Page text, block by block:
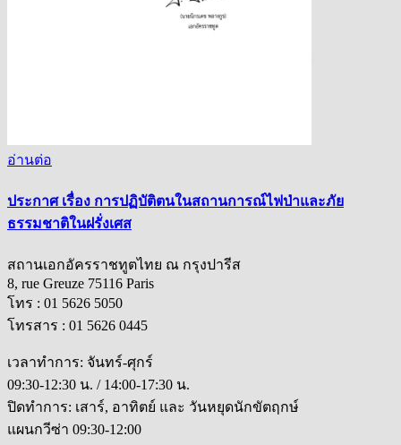
อ่านต่อ
ประกาศ เรื่อง การปฏิบัติตนในสถานการณ์ไฟป่าและภัย
ธรรมชาติในฝรั่งเศส
สถานเอกอัครราชทูตไทย ณ กรุงปารีส
8, rue Greuze 75116 Paris
โทร : 01 5626 5050
โทรสาร : 01 5626 0445
เวลาทำการ: จันทร์-ศุกร์
09:30-12:30 น. / 14:00-17:30 น.
ปิดทำการ: เสาร์, อาทิตย์ และ วันหยุดนักขัตฤกษ์
แผนกวีซ่า 09:30-12:00